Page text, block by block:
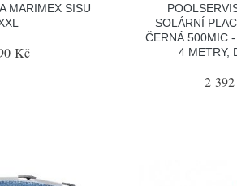
MARIMEX SISU
Kč
SOLÁRNÍ
ČERNÁ 500MIC
4 METRY,
2